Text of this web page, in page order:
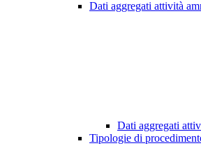
Dati aggregati attività
Dati aggregati
Tipologie di